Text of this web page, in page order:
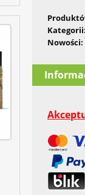
Kategorii:
Nowości: